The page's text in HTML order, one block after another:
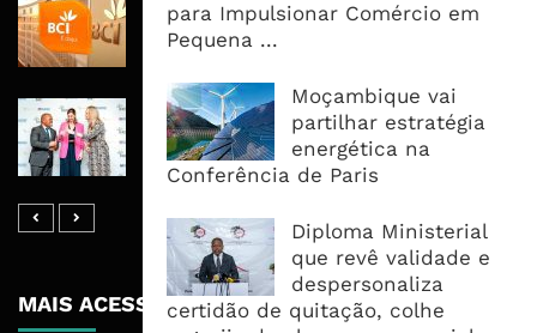
para Impulsionar Comércio em
Pequena ...
Moçambique vai
partilhar estratégia
energética na
Conferência de Paris
Diploma Ministerial
que revê validade e
despersonaliza
certidão de quitação, colhe
Meticais, Mas Crédito A Clientes
Recua 5,5%
RAIZ Arranca Com 4 Milhões De
Libras Para Criar Novas Soluções De
Financiamento Às PME
MAIS ACESSADOS